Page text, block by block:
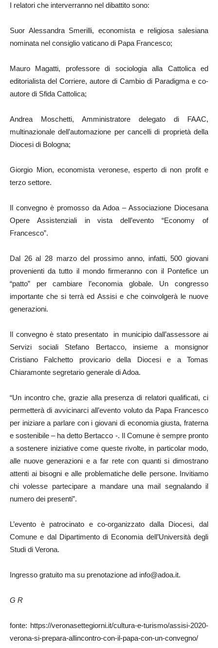
I relatori che interverranno nel dibattito sono:
Suor Alessandra Smerilli, economista e religiosa salesiana
nominata nel consiglio vaticano di Papa Francesco;
Mauro Magatti, professore di sociologia alla Cattolica ed
editorialista del Corriere, autore di Cambio di Paradigma e co-
autore di Sfida Cattolica;
Andrea Moschetti, Amministratore delegato di FAAC,
multinazionale dell’automazione per cancelli di proprietà della
Diocesi di Bologna;
Giorgio Mion, economista veronese, esperto di non profit e
terzo settore.
Il convegno è promosso da Adoa – Associazione Diocesana
Opere Assistenziali in vista dell’evento “Economy of
Francesco”.
Dal 26 al 28 marzo del prossimo anno, infatti, 500 giovani
provenienti da tutto il mondo firmeranno con il Pontefice un
“patto” per cambiare l’economia globale. Un congresso
importante che si terrà ed Assisi e che coinvolgerà le nuove
generazioni.
Il convegno è stato presentato in municipio dall’assessore ai
Servizi sociali Stefano Bertacco, insieme a monsignor
Cristiano Falchetto provicario della Diocesi e a Tomas
Chiaramonte segretario generale di Adoa.
“Un incontro che, grazie alla presenza di relatori qualificati, ci
permetterà di avvicinarci all’evento voluto da Papa Francesco
per iniziare a parlare con i giovani di economia giusta, fraterna
e sostenibile – ha detto Bertacco -. Il Comune è sempre pronto
a sostenere iniziative come queste rivolte, in particolar modo,
alle nuove generazioni e a far rete con quanti si dimostrano
attenti ai bisogni e alle problematiche delle persone. Invitiamo
chi volesse partecipare a mandare una mail segnalando il
numero dei presenti”.
L’evento è patrocinato e co-organizzato dalla Diocesi, dal
Comune e dal Dipartimento di Economia dell’Università degli
Studi di Verona.
Ingresso gratuito ma su prenotazione ad info@adoa.it.
G R
fonte: https://veronasettegiorni.it/cultura-e-turismo/assisi-2020-
verona-si-prepara-allincontro-con-il-papa-con-un-convegno/